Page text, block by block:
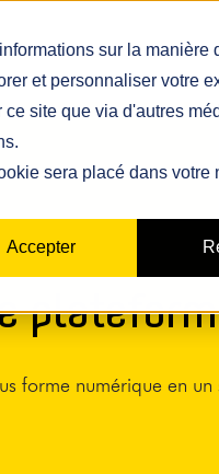
sur la manière
et personnaliser votre
site que via d'autres
sera placé dans votre
Accepter
Tarifs Show submenu
Ressources
forme numérique en